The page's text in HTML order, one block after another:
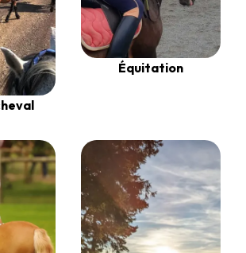
Équitation